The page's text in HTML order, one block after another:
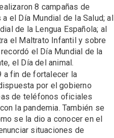
8 campañas de
el Día Mundial de la Salud; al
de la Lengua Española; al
el Maltrato Infantil y sobre
el Día Mundial de la
el Día del animal.
a fin de fortalecer la
por el gobierno
de teléfonos oficiales
la pandemia. También se
se la dio a conocer en el
situaciones de